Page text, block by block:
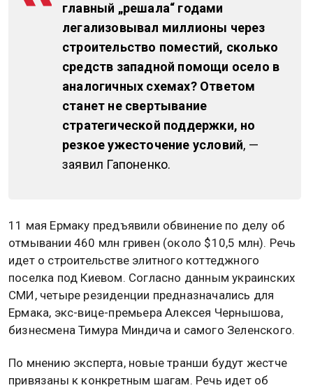
главный „решала“ годами
легализовывал миллионы через
строительство поместий, сколько
средств западной помощи осело в
аналогичных схемах? Ответом
станет не свертывание
стратегической поддержки, но
резкое ужесточение условий, —
заявил Гапоненко.
11 мая Ермаку предъявили обвинение по делу об
отмывании 460 млн гривен (около $10,5 млн). Речь
идет о строительстве элитного коттеджного
поселка под Киевом. Согласно данным украинских
СМИ, четыре резиденции предназначались для
Ермака, экс-вице-премьера Алексея Чернышова,
бизнесмена Тимура Миндича и самого Зеленского.
По мнению эксперта, новые транши будут жестче
привязаны к конкретным шагам. Речь идет об